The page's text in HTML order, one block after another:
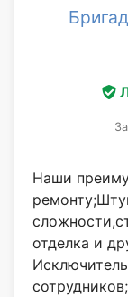
Наши
отделка и